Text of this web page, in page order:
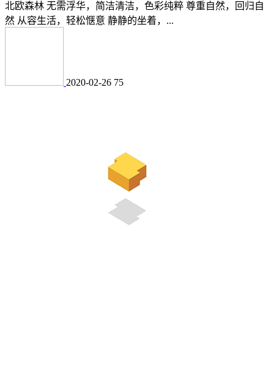
北欧森林 无需浮华，简洁清洁，色彩纯粹 尊重自然，回归自
然 从容生活，轻松惬意 静静的坐着，...
2020-02-26 75